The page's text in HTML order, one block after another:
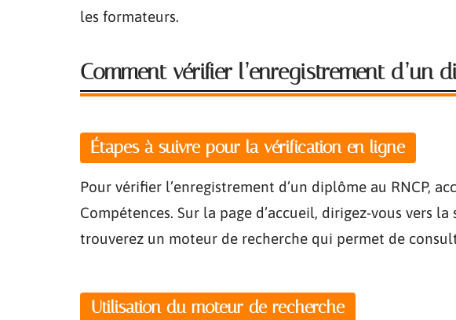
les formateurs.
Comment vérifier l’enregistrement d’un
Étapes à suivre pour la vérification en ligne
Pour vérifier l’enregistrement d’un diplôme au RNCP,
Compétences. Sur la page d’accueil, dirigez-vous vers la
trouverez un moteur de recherche qui permet de
Utilisation du moteur de recherche